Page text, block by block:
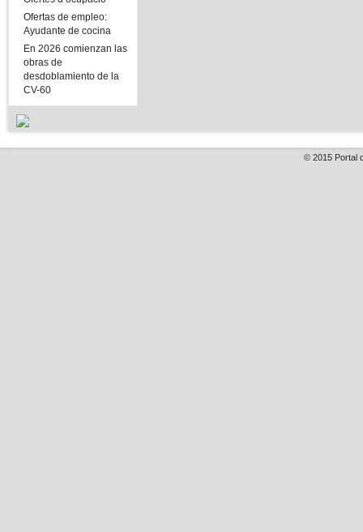
Ofertas de empleo:
Ayudante de cocina
En 2026 comienzan las
obras de
desdoblamiento de la
CV-60
© 2015 Portal